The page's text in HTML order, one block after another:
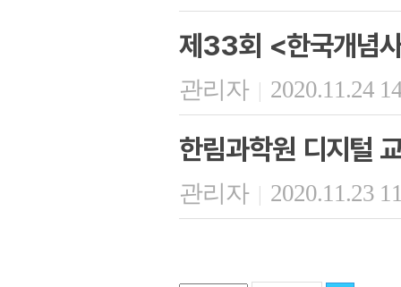
제33회 <한국개념
관리자 | 2020.11.24
한림과학원 디지털
관리자 | 2020.11.23